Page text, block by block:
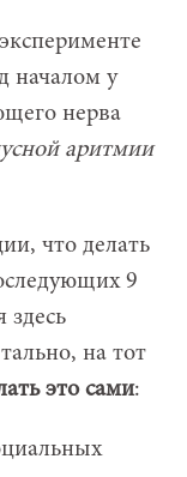
началом у
нерва
аритмии
что делать
9
здесь
на тот
это сами: